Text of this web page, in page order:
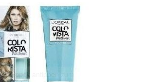
Doppelt antippen zum